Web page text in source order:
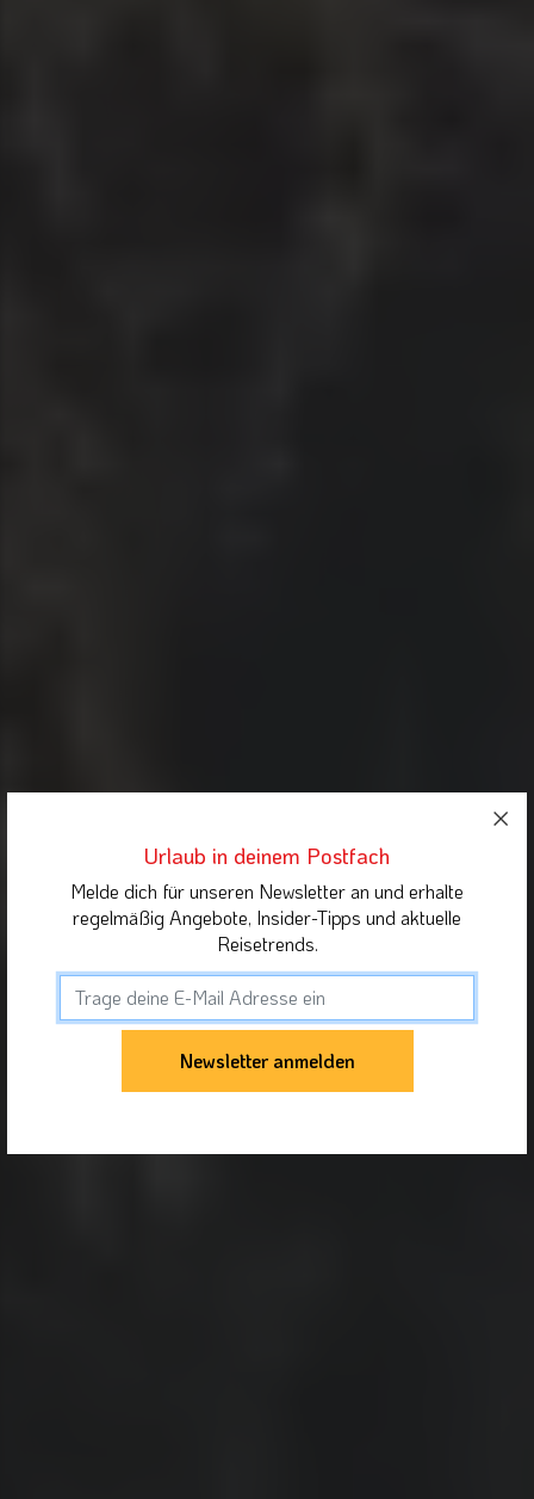
Urlaub in deinem Postfach
Melde dich für unseren Newsletter an und erhalte
regelmäßig Angebote, Insider-Tipps und aktuelle
Reisetrends.